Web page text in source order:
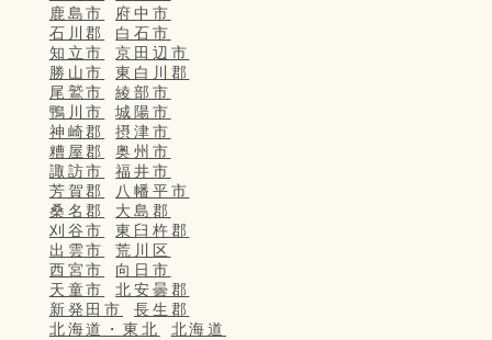
鹿島市
府中市
石川郡
白石市
知立市
京田辺市
勝山市
東白川郡
尾鷲市
綾部市
鴨川市
城陽市
神崎郡
摂津市
糟屋郡
奥州市
諏訪市
福井市
芳賀郡
八幡平市
桑名郡
大島郡
刈谷市
東臼杵郡
出雲市
荒川区
西宮市
向日市
天童市
北安曇郡
新発田市
長生郡
北海道・東北
北海道